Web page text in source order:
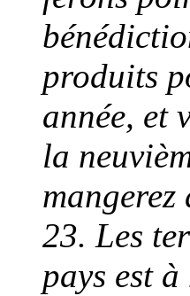
produits
année, et
la
mangerez
23. Les
pays est